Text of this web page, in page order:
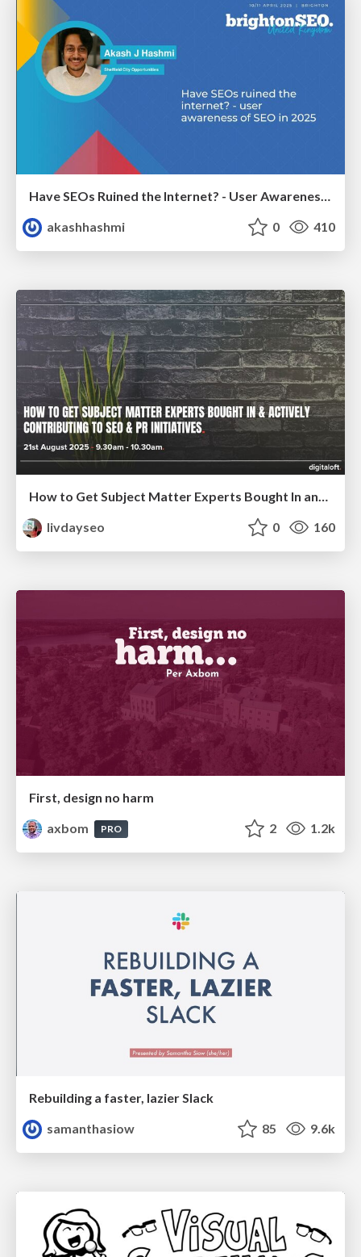
Have SEOs Ruined the Internet? - User Awareness of SEO in 2025
akashhashmi
0 410
How to Get Subject Matter Experts Bought In and Actively Contributing to SEO & PR Initiatives.
livdayseo
0 160
First, design no harm
axbom
PRO 2 1.2k
Rebuilding a faster, lazier Slack
samanthasiow
85 9.6k